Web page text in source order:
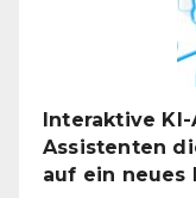
Interaktive
Assistenten
auf ein neues